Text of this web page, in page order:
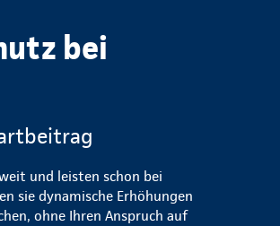
bei
und leisten schon bei
sie dynamische Erhöhungen
ohne Ihren Anspruch auf